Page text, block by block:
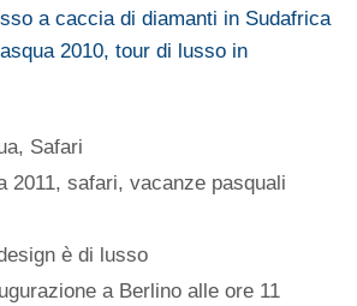
a caccia di diamanti in Sudafrica
2010, tour di lusso in
, Safari
2011,safari,vacanze pasquali
è di lusso
a Berlino alle ore 11